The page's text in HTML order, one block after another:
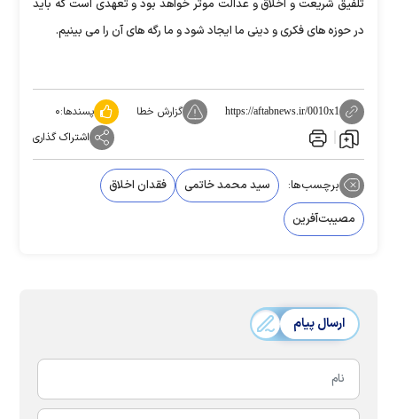
تلفیق شریعت و اخلاق و عدالت موثر خواهد بود و تعهدی است که باید
در حوزه های فکری و دینی ما ایجاد شود و ما رگه های آن را می بینیم.
https://aftabnews.ir/0010x1 گزارش خطا پسندها:۰
اشتراک گذاری
برچسب‌ها: سید محمد خاتمی
فقدان اخلاق
مصیبت‌آفرین
ارسال پیام